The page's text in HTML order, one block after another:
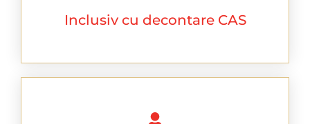
Inclusiv cu decontare CAS